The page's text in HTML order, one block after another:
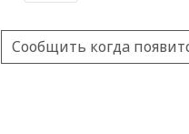
Сообщить когда